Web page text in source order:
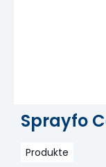
Sprayfo
Produkte